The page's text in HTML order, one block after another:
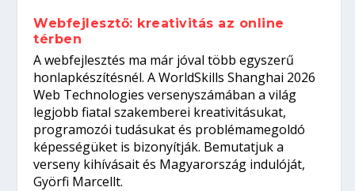
Webfejlesztő: kreativitás az online
térben
A webfejlesztés ma már jóval több egyszerű
honlapkészítésnél. A WorldSkills Shanghai 2026
Web Technologies versenyszámában a világ
legjobb fiatal szakemberei kreativitásukat,
programozói tudásukat és problémamegoldó
képességüket is bizonyítják. Bemutatjuk a
verseny kihívásait és Magyarország indulóját,
Györfi Marcellt.